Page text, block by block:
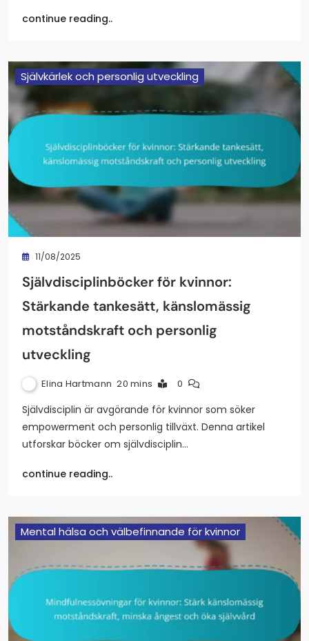
continue reading..
Självkärlek och personlig utveckling
11/08/2025
Självdisciplinböcker för kvinnor:
Stärkande tankesätt, känslomässig
motståndskraft och personlig
utveckling
Elina Hartmann 20 mins 0
Självdisciplin är avgörande för kvinnor som söker
empowerment och personlig tillväxt. Denna artikel
utforskar böcker om självdisciplin…
continue reading..
Mental hälsa och välbefinnande för kvinnor